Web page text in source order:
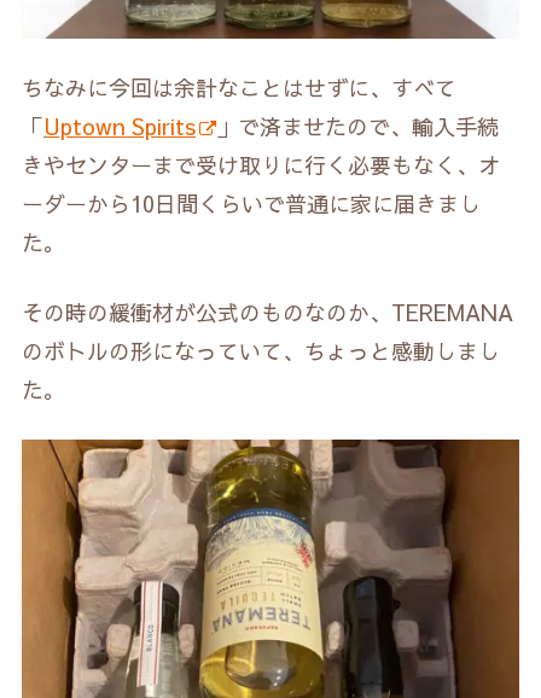
ちなみに今回は余計なことはせずに、すべて
「Uptown Spirits
」で済ませたので、輸入手続
きやセンターまで受け取りに行く必要もなく、オ
ーダーから10日間くらいで普通に家に届きまし
た。
その時の緩衝材が公式のものなのか、TEREMANA
のボトルの形になっていて、ちょっと感動しまし
た。